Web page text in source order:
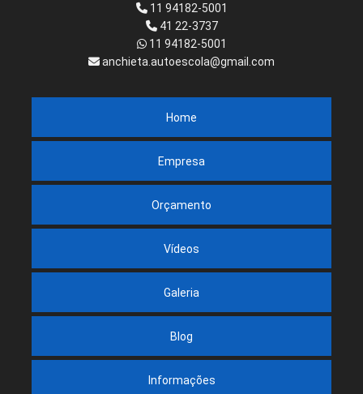
11 94182-5001
41 22-3737
11 94182-5001
anchieta.autoescola@gmail.com
Home
Empresa
Orçamento
Vídeos
Galeria
Blog
Informações